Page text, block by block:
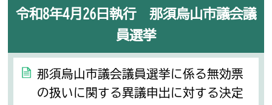
令和8年4月26日執行 那須烏山市議会議
員選挙
那須烏山市議会議員選挙に係る無効票
の扱いに関する異議申出に対する決定